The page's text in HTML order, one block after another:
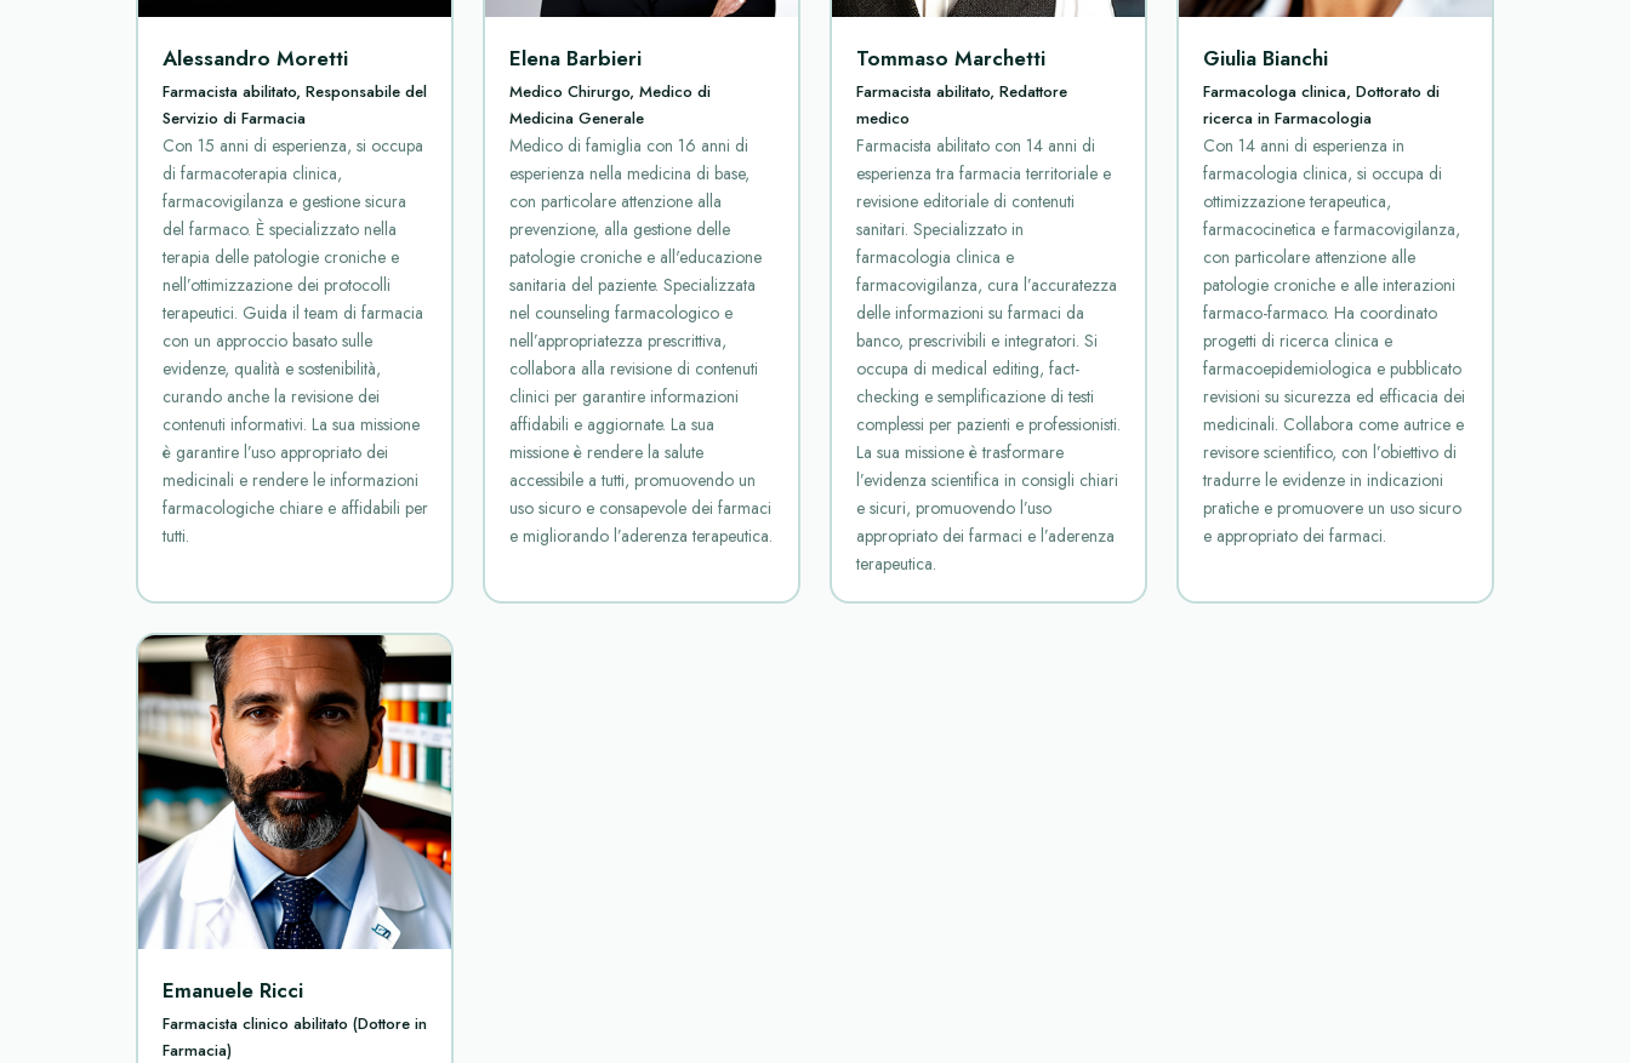
Alessandro Moretti
Farmacista abilitato, Responsabile del
Servizio di Farmacia
Con 15 anni di esperienza, si occupa
di farmacoterapia clinica,
farmacovigilanza e gestione sicura
del farmaco. È specializzato nella
terapia delle patologie croniche e
nell’ottimizzazione dei protocolli
terapeutici. Guida il team di farmacia
con un approccio basato sulle
evidenze, qualità e sostenibilità,
curando anche la revisione dei
contenuti informativi. La sua missione
è garantire l’uso appropriato dei
medicinali e rendere le informazioni
farmacologiche chiare e affidabili per
tutti.
Elena Barbieri
Medico Chirurgo, Medico di
Medicina Generale
Medico di famiglia con 16 anni di
esperienza nella medicina di base,
con particolare attenzione alla
prevenzione, alla gestione delle
patologie croniche e all'educazione
sanitaria del paziente. Specializzata
nel counseling farmacologico e
nell’appropriatezza prescrittiva,
collabora alla revisione di contenuti
clinici per garantire informazioni
affidabili e aggiornate. La sua
missione è rendere la salute
accessibile a tutti, promuovendo un
uso sicuro e consapevole dei farmaci
e migliorando l’aderenza terapeutica.
Tommaso Marchetti
Farmacista abilitato, Redattore
medico
Farmacista abilitato con 14 anni di
esperienza tra farmacia territoriale e
revisione editoriale di contenuti
sanitari. Specializzato in
farmacologia clinica e
farmacovigilanza, cura l’accuratezza
delle informazioni su farmaci da
banco, prescrivibili e integratori. Si
occupa di medical editing, fact-
checking e semplificazione di testi
complessi per pazienti e professionisti.
La sua missione è trasformare
l’evidenza scientifica in consigli chiari
e sicuri, promuovendo l’uso
appropriato dei farmaci e l’aderenza
terapeutica.
Giulia Bianchi
Farmacologa clinica, Dottorato di
ricerca in Farmacologia
Con 14 anni di esperienza in
farmacologia clinica, si occupa di
ottimizzazione terapeutica,
farmacocinetica e farmacovigilanza,
con particolare attenzione alle
patologie croniche e alle interazioni
farmaco-farmaco. Ha coordinato
progetti di ricerca clinica e
farmacoepidemiologica e pubblicato
revisioni su sicurezza ed efficacia dei
medicinali. Collabora come autrice e
revisore scientifico, con l’obiettivo di
tradurre le evidenze in indicazioni
pratiche e promuovere un uso sicuro
e appropriato dei farmaci.
Emanuele Ricci
Farmacista clinico abilitato (Dottore in
Farmacia)